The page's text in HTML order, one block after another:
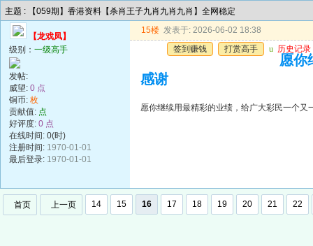
主题 : 【059期】香港资料【杀肖王子九肖九肖九肖】全网稳定
【龙戏凤】
级别： 一级高手
发帖:
威望: 0 点
铜币: 枚
贡献值: 点
好评度: 0 点
在线时间: 0(时)
注册时间: 1970-01-01
最后登录: 1970-01-01
15楼 发表于: 2026-06-02 18:38
签到赚钱
打赏高手 u 历史记录
愿你
感谢
愿你继续用最精彩的业绩，给广大彩民一个又
首页 上一页 14 15 16 17 18 19 20 21 22